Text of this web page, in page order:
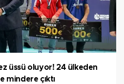
üssü oluyor! 24 ülkeden
mindere çıktı